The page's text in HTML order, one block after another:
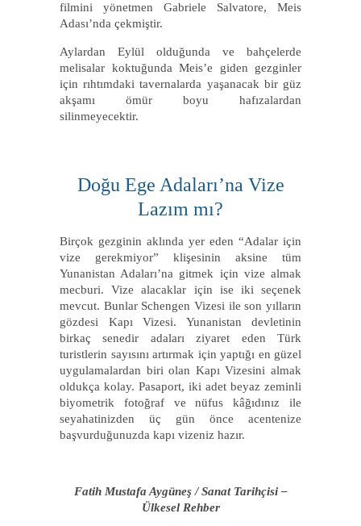
filmini yönetmen Gabriele Salvatore, Meis
Adası’nda çekmiştir.
Aylardan Eylül olduğunda ve bahçelerde
melisalar koktuğunda Meis’e giden gezginler
için rıhtımdaki tavernalarda yaşanacak bir güz
akşamı ömür boyu hafızalardan
silinmeyecektir.
Doğu Ege Adaları’na Vize
Lazım mı?
Birçok gezginin aklında yer eden “Adalar için
vize gerekmiyor” klişesinin aksine tüm
Yunanistan Adaları’na gitmek için vize almak
mecburi. Vize alacaklar için ise iki seçenek
mevcut. Bunlar Schengen Vizesi ile son yılların
gözdesi Kapı Vizesi. Yunanistan devletinin
birkaç senedir adaları ziyaret eden Türk
turistlerin sayısını artırmak için yaptığı en güzel
uygulamalardan biri olan Kapı Vizesini almak
oldukça kolay. Pasaport, iki adet beyaz zeminli
biyometrik fotoğraf ve nüfus kâğıdınız ile
seyahatinizden üç gün önce acentenize
başvurduğunuzda kapı vizeniz hazır.
Fatih Mustafa Aygüneş / Sanat Tarihçisi –
Ülkesel Rehber